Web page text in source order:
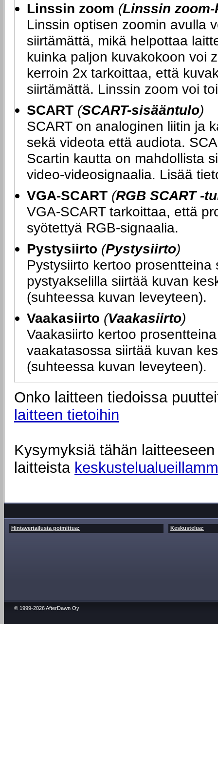
Linssin zoom (Linssin
Linssin optisen zoomin avulla
siirtämättä, mikä helpottaa
kuinka paljon kuvakokoon voi
kerroin 2x tarkoittaa, että
siirtämättä. Linssin zoom voi
SCART (SCART-sisääntulo)
SCART on analoginen liitin ja
sekä videota että audiota.
Scartin kautta on mahdollista
video-videosignaalia. Lisää
VGA-SCART (RGB SCART -
VGA-SCART tarkoittaa, että
syötettyä RGB-signaalia.
Pystysiirto (Pystysiirto)
Pystysiirto kertoo
pystyakselilla siirtää kuvan
(suhteessa kuvan leveyteen).
Vaakasiirto (Vaakasiirto)
Vaakasiirto kertoo
vaakatasossa siirtää kuvan
(suhteessa kuvan leveyteen).
Onko laitteen tiedoissa
laitteen tietoihin
Kysymyksiä tähän
laitteista
Hintavertailusta poimittua: Keskustelua:
© 1999-2026 AfterDawn Oy